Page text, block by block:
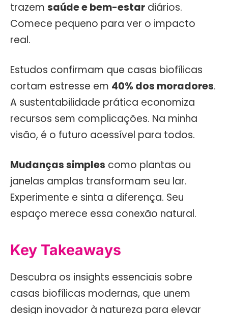
trazem saúde e bem-estar diários.
Comece pequeno para ver o impacto
real.
Estudos confirmam que casas biofílicas
cortam estresse em 40% dos moradores.
A sustentabilidade prática economiza
recursos sem complicações. Na minha
visão, é o futuro acessível para todos.
Mudanças simples como plantas ou
janelas amplas transformam seu lar.
Experimente e sinta a diferença. Seu
espaço merece essa conexão natural.
Key Takeaways
Descubra os insights essenciais sobre
casas biofílicas modernas, que unem
design inovador à natureza para elevar